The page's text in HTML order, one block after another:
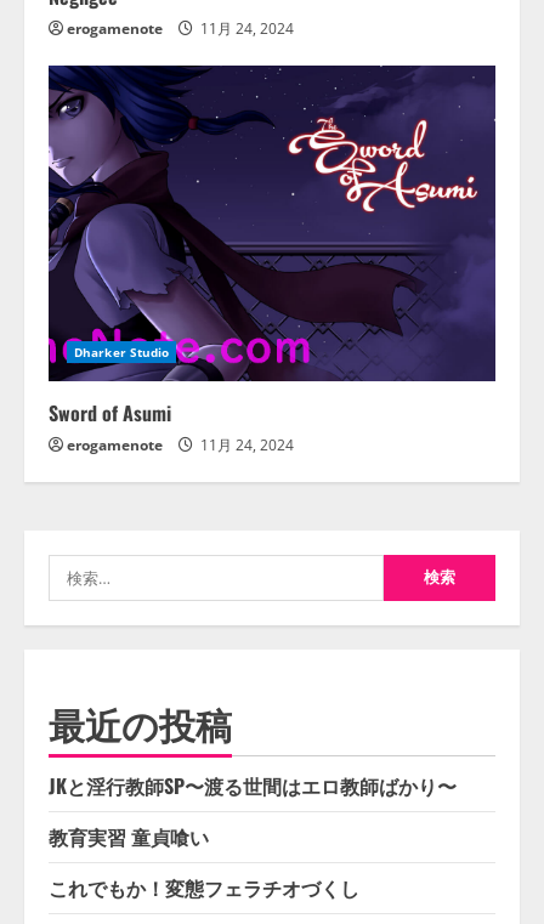
erogamenote 11月 24, 2024
Dharker Studio
Sword of Asumi
erogamenote 11月 24, 2024
索:
最近の投稿
JKと淫行教師SP〜渡る世間はエロ教師ばかり〜
教育実習 童貞喰い
これでもか！変態フェラチオづくし